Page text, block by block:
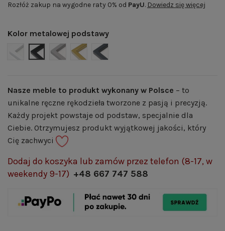
Rozłóż zakup na wygodne raty 0% od PayU. Dowiedz się więcej
Kolor metalowej podstawy
BIAŁY MAT | RAL 9003
CZARNY MAT | RAL 9005
SZARY MAT | RAL 7004
ZŁOTY POŁYSK | RAL 1036
GRAFITOWY MAT | RAL 7024
Nasze meble to produkt wykonany w Polsce – to
unikalne ręczne rękodzieła tworzone z pasją i precyzją.
Każdy projekt powstaje od podstaw, specjalnie dla
Ciebie. Otrzymujesz produkt wyjątkowej jakości, który
Cię zachwyci
Dodaj do koszyka lub zamów przez telefon (8-17, w
weekendy 9-17) +48 667 747 588